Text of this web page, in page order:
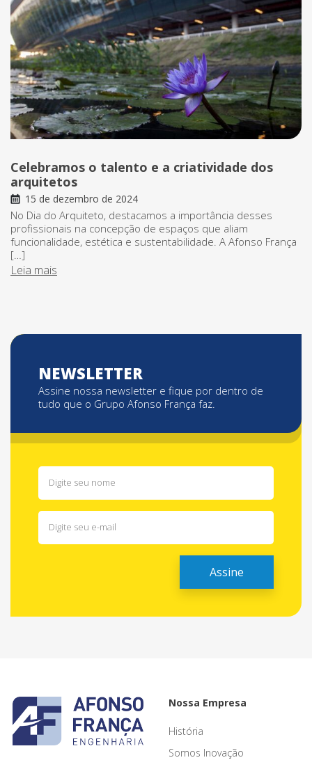
Celebramos o talento e a criatividade dos
arquitetos
15 de dezembro de 2024
No Dia do Arquiteto, destacamos a importância desses
profissionais na concepção de espaços que aliam
funcionalidade, estética e sustentabilidade. A Afonso França
[…]
Leia mais
NEWSLETTER
Assine nossa newsletter e fique por dentro de
tudo que o Grupo Afonso França faz.
Nossa Empresa
História
Somos Inovação